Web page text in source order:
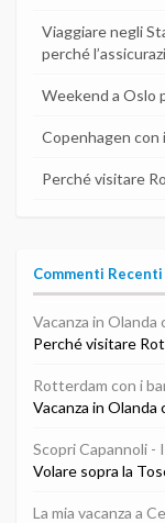
Viaggiare negli
perché
Weekend a Oslo
Copenhagen con
Perché visitare
Commenti Recenti
Vacanza in Olanda
Perché visitare
Rotterdam con i
Vacanza in Olanda
Scopri Capannoli -
Volare sopra la
La mia vacanza a